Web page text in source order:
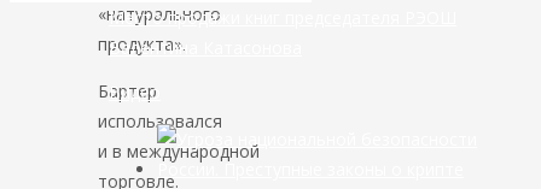
«натурального
продукта».
Бартер
использовался
и в международной
торговле.
Место продажи книг председателя РЭОШ
Валентина Катасонова
Видео